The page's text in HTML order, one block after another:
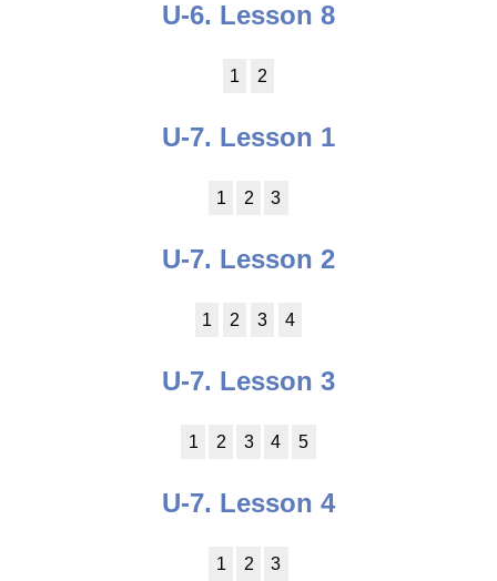
U-6. Lesson 8
1 2
U-7. Lesson 1
1 2 3
U-7. Lesson 2
1 2 3 4
U-7. Lesson 3
1 2 3 4 5
U-7. Lesson 4
1 2 3